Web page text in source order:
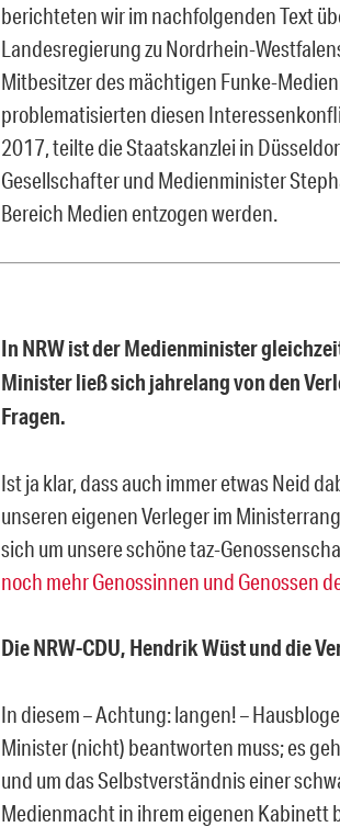
berichteten wir im nachfolgenden Text
Landesregierung zu Nordrhein-
Mitbesitzer des mächtigen Funke-
problematisierten diesen
2017, teilte die Staatskanzlei in
Gesellschafter und Medienminister
Bereich Medien entzogen werden.
In NRW ist der Medienminister
Minister ließ sich jahrelang von den
Fragen.
Ist ja klar, dass auch immer etwas Neid
unseren eigenen Verleger im
sich um unsere schöne taz-
noch mehr Genossinnen und Genossen
Die NRW-CDU, Hendrik Wüst und die
In diesem – Achtung: langen! –
Minister (nicht) beantworten muss; es
und um das Selbstverständnis einer
Medienmacht in ihrem eigenen Kabinett